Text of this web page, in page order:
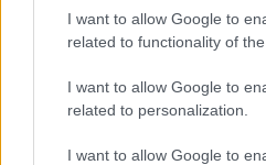
I want to allow Google to
related to functionality of
I want to allow Google to
related to personalization.
I want to allow Google to